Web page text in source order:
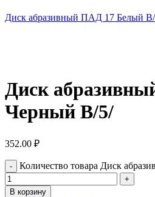
Диск абразивный ПАД 17 Белый
Диск
Черный В/5/
352.00 ₽
Количество товара Диск
В корзину